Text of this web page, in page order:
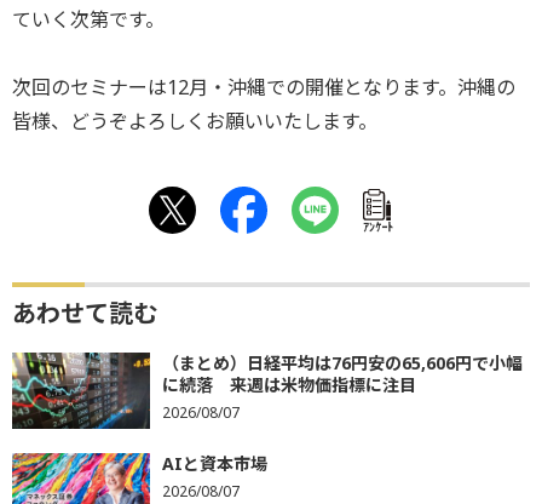
ていく次第です。
次回のセミナーは12月・沖縄での開催となります。沖縄の
皆様、どうぞよろしくお願いいたします。
ｱﾝｹｰﾄ
あわせて読む
（まとめ）日経平均は76円安の65,606円で小幅
に続落 来週は米物価指標に注目
2026/08/07
AIと資本市場
2026/08/07